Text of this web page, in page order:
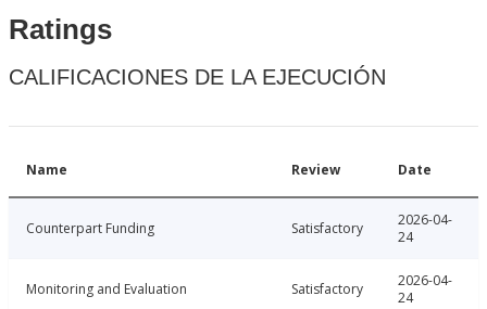
Ratings
CALIFICACIONES DE LA EJECUCIÓN
Name Review Date
Counterpart Funding Satisfactory
2026-04-
24
Monitoring and Evaluation Satisfactory
2026-04-
24